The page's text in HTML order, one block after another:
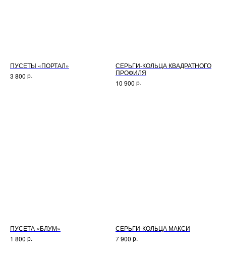
ПУСЕТЫ «ПОРТАЛ»
3 800 р.
СЕРЬГИ-КОЛЬЦА КВАДРАТНОГО
ПРОФИЛЯ
10 900 р.
ПУСЕТА «БЛУМ»
1 800 р.
СЕРЬГИ-КОЛЬЦА МАКСИ
7 900 р.